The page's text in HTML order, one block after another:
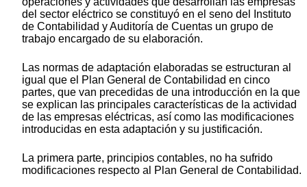
del sector eléctrico se constituyó en el seno del Instituto
de Contabilidad y Auditoría de Cuentas un grupo de
trabajo encargado de su elaboración.
Las normas de adaptación elaboradas se estructuran al
igual que el Plan General de Contabilidad en cinco
partes, que van precedidas de una introducción en la que
se explican las principales características de la actividad
de las empresas eléctricas, así como las modificaciones
introducidas en esta adaptación y su justificación.
La primera parte, principios contables, no ha sufrido
modificaciones respecto al Plan General de Contabilidad.